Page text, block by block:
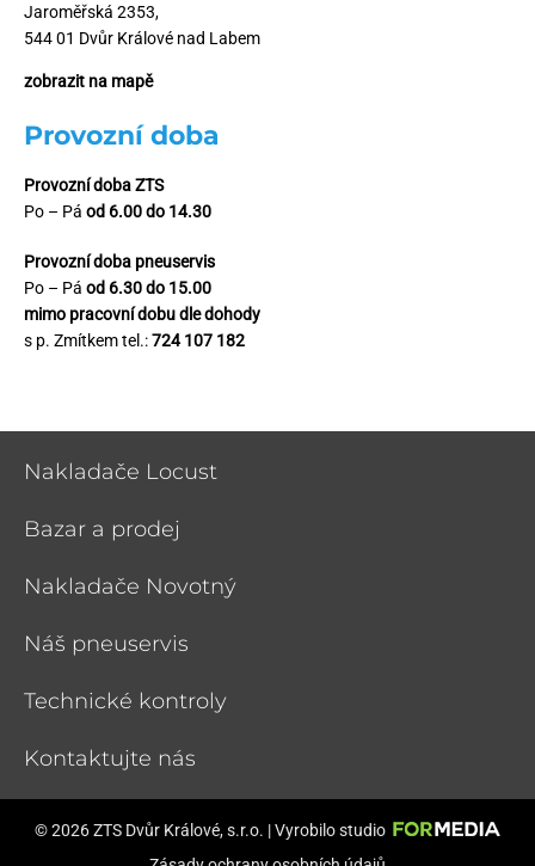
Jaroměřská 2353,
544 01 Dvůr Králové nad Labem
zobrazit na mapě
Provozní doba
Provozní doba ZTS
Po – Pá od 6.00 do 14.30
Provozní doba pneuservis
Po – Pá od 6.30 do 15.00
mimo pracovní dobu dle dohody
s p. Zmítkem tel.:724 107 182
Nakladače Locust
Bazar a prodej
Nakladače Novotný
Náš pneuservis
Technické kontroly
Kontaktujte nás
© 2026 ZTS Dvůr Králové, s.r.o. | Vyrobilo studio